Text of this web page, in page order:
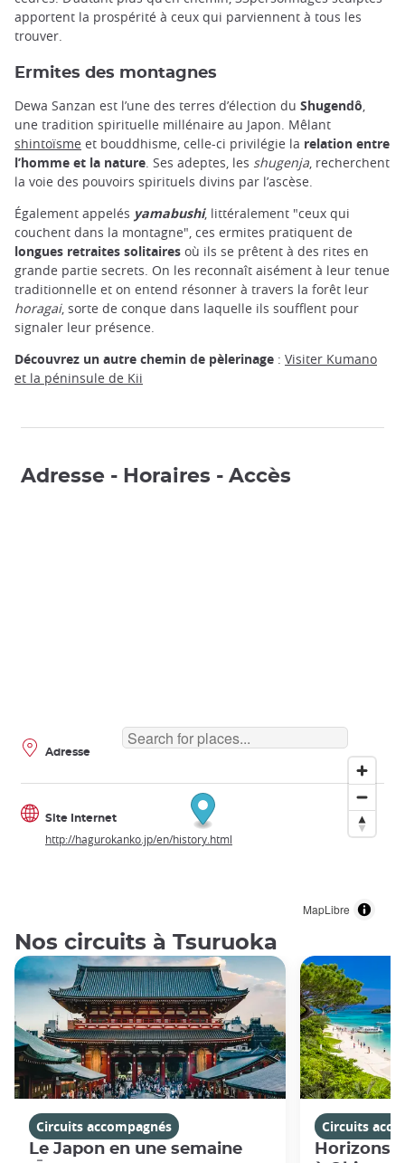
apportent la prospérité à ceux qui parviennent à tous les
trouver.
Ermites des montagnes
Dewa Sanzan est l’une des terres d’élection du Shugendô
une tradition spirituelle millénaire au Japon. Mêlant
shintoïsme et bouddhisme, celle-ci privilégie la relation entre
l’homme et la nature . Ses adeptes, les shugenja , recherchent
la voie des pouvoirs spirituels divins par l’ascèse.
Également appelés yamabushi, littéralement "ceux qui
couchent dans la montagne", ces ermites pratiquent de
longues retraites solitaires où ils se prêtent à des rites en
grande partie secrets. On les reconnaît aisément à leur tenue
traditionnelle et on entend résonner à travers la forêt leur
horagai, sorte de conque dans laquelle ils soufflent pour
signaler leur présence.
Découvrez un autre chemin de pèlerinage : Visiter Kumano
et la péninsule de Kii
Adresse - Horaires - Accès
MapLibre
Adresse
Site Internet
http://hagurokanko.jp/en/history.html
Nos circuits à Tsuruoka
Circuits accompagnés
Le Japon en une semaine
Circuits
Horizons